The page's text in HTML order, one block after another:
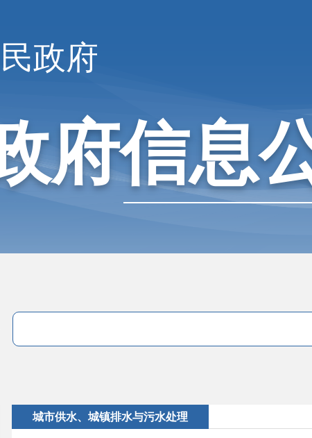
政府
府信息
城市供水、城镇排水与污水处理